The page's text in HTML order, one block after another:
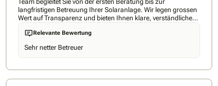
Team begleitet Sie von der ersten Beratung bis zur
langfristigen Betreuung Ihrer Solaranlage. Wir legen grossen
Wert auf Transparenz und bieten Ihnen klare, verständliche
Angebote ohne versteckte Kosten. Mit einer maximalen
Wartezeit von nur drei Monaten sorgen wir für eine
termingerechte Inbetriebnahme Ihrer Anlage. Unsere Kunden
schätzen unsere Flexibilität und Professionalität, was sich in
zahlreichen positiven Rückmeldungen widerspiegelt. Durch
Relevante Bewertung
Sehr netter Betreuer